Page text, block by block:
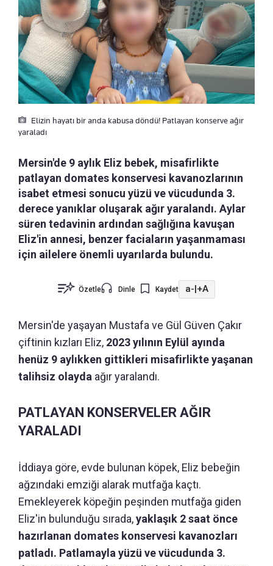
Elizin hayatı bir anda kabusa döndü! Patlayan konserve ağır
yaraladı
Mersin'de 9 aylık Eliz bebek, misafirlikte
patlayan domates konservesi kavanozlarının
isabet etmesi sonucu yüzü ve vücudunda 3.
derece yanıklar oluşarak ağır yaralandı. Aylar
süren tedavinin ardından sağlığına kavuşan
Eliz'in annesi, benzer faciaların yaşanmaması
için ailelere önemli uyarılarda bulundu.
Özetle Dinle Kaydet a-|+A
Mersin'de yaşayan Mustafa ve Gül Güven Çakır
çiftinin kızları Eliz, 2023 yılının Eylül ayında
henüz 9 aylıkken gittikleri misafirlikte yaşanan
talihsiz olayda ağır yaralandı.
PATLAYAN KONSERVELER AĞIR
YARALADI
İddiaya göre, evde bulunan köpek, Eliz bebeğin
ağzındaki emziği alarak mutfağa kaçtı.
Emekleyerek köpeğin peşinden mutfağa giden
Eliz'in bulunduğu sırada,yaklaşık 2 saat önce
hazırlanan domates konservesi kavanozları
patladı. Patlamayla yüzü ve vücudunda 3.